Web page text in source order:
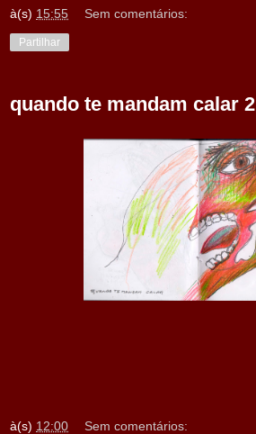
à(s) 15:55 Sem comentários:
Partilhar
quando te mandam calar 2
à(s) 12:00 Sem comentários: